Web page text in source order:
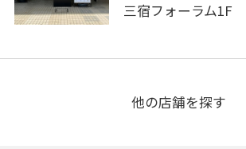
三宿フォーラム1F
他の店舗を探す